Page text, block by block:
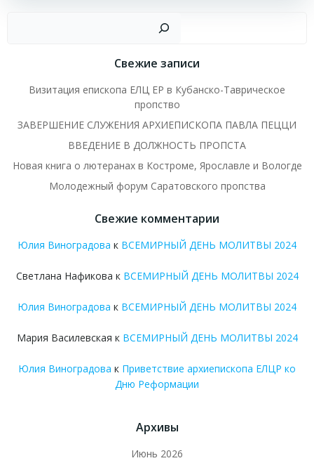
Свежие записи
Визитация епископа ЕЛЦ ЕР в Кубанско-Таврическое
пропство
ЗАВЕРШЕНИЕ СЛУЖЕНИЯ АРХИЕПИСКОПА ПАВЛА ПЕЦЦИ
ВВЕДЕНИЕ В ДОЛЖНОСТЬ ПРОПСТА
Новая книга о лютеранах в Костроме, Ярославле и Вологде
Молодежный форум Саратовского пропства
Свежие комментарии
Юлия Виноградова к ВСЕМИРНЫЙ ДЕНЬ МОЛИТВЫ 2024
Светлана Нафикова к ВСЕМИРНЫЙ ДЕНЬ МОЛИТВЫ 2024
Юлия Виноградова к ВСЕМИРНЫЙ ДЕНЬ МОЛИТВЫ 2024
Мария Василевская к ВСЕМИРНЫЙ ДЕНЬ МОЛИТВЫ 2024
Юлия Виноградова к Приветствие архиепископа ЕЛЦР ко
Дню Реформации
Архивы
Июнь 2026